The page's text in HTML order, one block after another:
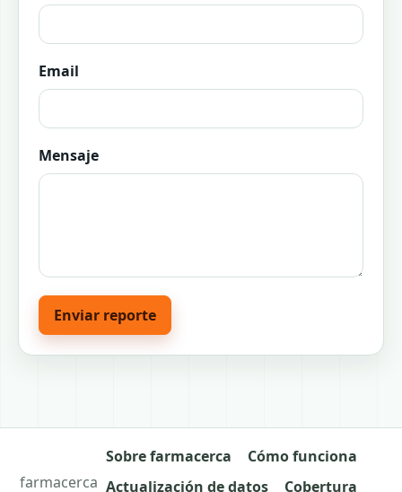
Email
Mensaje
Enviar reporte
farmacerca
Sobre farmacerca
Cómo funciona
Actualización de datos
Cobertura